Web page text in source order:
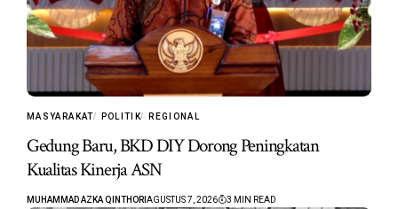
MASYARAKAT POLITIK REGIONAL
Gedung Baru, BKD DIY Dorong Peningkatan
Kualitas Kinerja ASN
MUHAMMAD AZKA QINTHORI AGUSTUS 7, 2026 3 MIN READ